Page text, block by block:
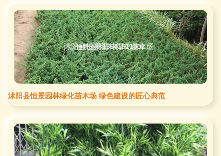
沭阳县恒景园林绿化苗木场 绿色建设的匠心典范